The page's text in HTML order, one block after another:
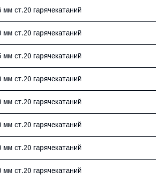
мм ст.20 гарячекатаний
мм ст.20 гарячекатаний
мм ст.20 гарячекатаний
мм ст.20 гарячекатаний
мм ст.20 гарячекатаний
мм ст.20 гарячекатаний
мм ст.20 гарячекатаний
мм ст.20 гарячекатаний